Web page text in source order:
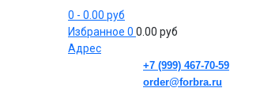
0 - 0.00 руб
Избранное 0 0.00 руб
Адрес
+7 (999) 467-70-59
order@forbra.ru